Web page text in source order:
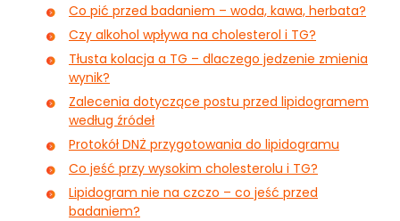
Co pić przed badaniem – woda, kawa, herbata?
Czy alkohol wpływa na cholesterol i TG?
Tłusta kolacja a TG – dlaczego jedzenie zmienia
wynik?
Zalecenia dotyczące postu przed lipidogramem
według źródeł
Protokół DNŻ przygotowania do lipidogramu
Co jeść przy wysokim cholesterolu i TG?
Lipidogram nie na czczo – co jeść przed
badaniem?